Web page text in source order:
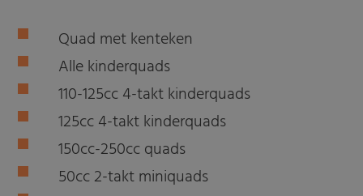
Quad met kenteken
Alle kinderquads
110-125cc 4-takt kinderquads
125cc 4-takt kinderquads
150cc-250cc quads
50cc 2-takt miniquads